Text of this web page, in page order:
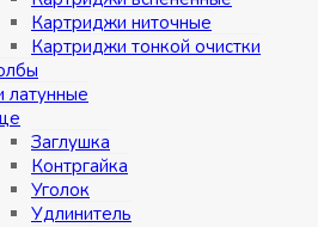
Картриджи ниточные
Картриджи тонкой очистки
латунные
Заглушка
Контргайка
Уголок
Удлинитель